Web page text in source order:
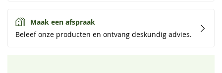
Maak een afspraak
Beleef onze producten en ontvang deskundig advies.